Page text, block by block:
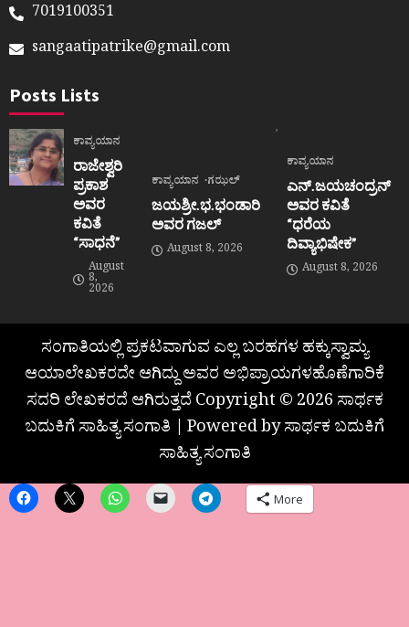
7019100351
sangaatipatrike@gmail.com
Posts Lists
ಕಾವ್ಯಯಾನ
ರಾಜೇಶ್ವರಿ
ಪ್ರಕಾಶ
ಅವರ
ಕವಿತೆ
“ಸಾಧನೆ”
August
8,
2026
ಕಾವ್ಯಯಾನ ಗಝಲ್
ಜಯಶ್ರೀ.ಭ.ಭಂಡಾರಿ
ಅವರ ಗಜಲ್
August 8, 2026
ಕಾವ್ಯಯಾನ
ಎನ್.ಜಯಚಂದ್ರನ್
ಅವರ ಕವಿತೆ
“ಧರೆಯ
ದಿವ್ಯಾಭಿಷೇಕ”
August 8, 2026
ಸಂಗಾತಿಯಲ್ಲಿ ಪ್ರಕಟವಾಗುವ ಎಲ್ಲ ಬರಹಗಳ ಹಕ್ಕುಸ್ವಾಮ್ಯ
ಆಯಾಲೇಖಕರದೇ ಆಗಿದ್ದು ಅವರ ಅಭಿಪ್ರಾಯಗಳಹೊಣೆಗಾರಿಕೆ
ಸದರಿ ಲೇಖಕರದೆ ಆಗಿರುತ್ತದೆ Copyright © 2026 ಸಾರ್ಥಕ
ಬದುಕಿಗೆ ಸಾಹಿತ್ಯ ಸಂಗಾತಿ | Powered by ಸಾರ್ಥಕ ಬದುಕಿಗೆ
ಸಾಹಿತ್ಯ ಸಂಗಾತಿ
More